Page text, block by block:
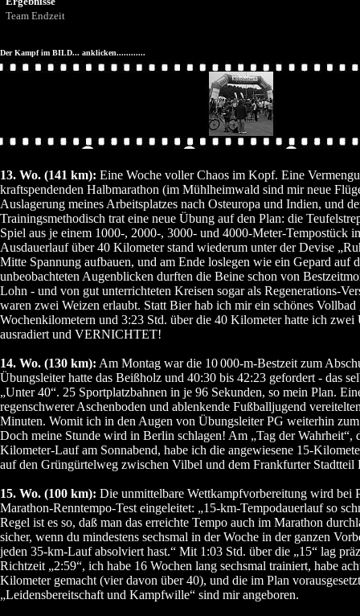
Team Endzeit
Der Kampf im BILD... anklicken............
13. Wo. (141 km): Eine Woche voller Chaos im Kopf. Eine
kraftspendenden Halbmarathon (im Mühlheimwald sind mir neue
Auslagerung meines Arbeitsplatzes nach Osteuropa und Indien, und
Trainingsmethodisch trat eine neue Übung auf den Plan: die
Spiel aus je einem 1000-, 2000-, 3000- und 4000-Meter-Tempostück
Ausdauerlauf über 40 Kilometer stand wiederum unter der Devise
Mitte Spannung aufbauen, und am Ende loslegen wie ein Gepard auf
unbeobachteten Augenblicken durften die Beine schon von
Lohn - und von gut unterrichteten Kreisen sogar als Regenerations-
waren zwei Weizen erlaubt. Statt Bier hab ich mir ein schönes
Wochenkilometern und 3:23 Std. über die 40 Kilometer hatte ich zwei
ausradiert und VERNICHTET!
14. Wo. (130 km): Am Montag war die 10000-m-Bestzeit zum
Übungsleiter hatte das Beißholz und 40:30 bis 42:23 gefordert - das
„Unter 40“. 25 Sportplatzbahnen in je 96 Sekunden, so mein Plan.
regenschwerer Aschenboden und ablenkende Fußballjugend
Minuten. Womit ich in den Augen von Übungsleiter PG weiterhin zum
Doch meine Stunde wird in Berlin schlagen! Am „Tag der Wahrheit“,
Kilometer-Lauf am Sonnabend, habe ich die angewiesene 15-
auf den Grüngürtelweg zwischen Vilbel und dem Frankfurter Stadtteil
15. Wo. (100 km): Die unmittelbare Wettkampfvorbereitung wird bei
Marathon-Renntempo-Test eingeleitet: „15-km-Tempodauerlauf so
Regel ist es so, daß man das erreichte Tempo auch im Marathon
sicher, wenn du mindestens sechsmal in der Woche in der ganzen
jeden 35-km-Lauf absolviert hast.“ Mit 1:03 Std. über die „15“ lag
Richtzeit „2:59“, ich habe 16 Wochen lang sechsmal trainiert, habe
Kilometer gemacht (vier davon über 40), und die im Plan
„Leidensbereitschaft und Kampfwille“ sind mir angeboren.